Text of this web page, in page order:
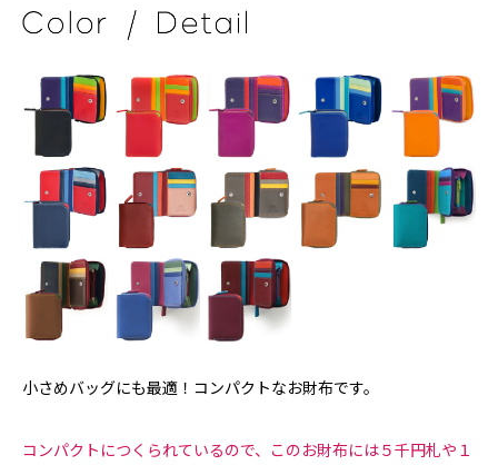
小さめバッグにも最適！コンパクトなお財布です。
コンパクトにつくられているので、このお財布には５千円札や１